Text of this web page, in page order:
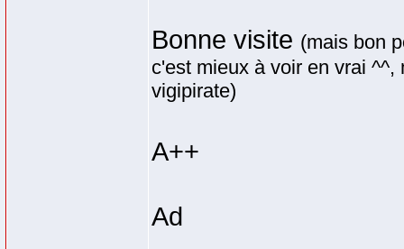
Bonne visite (mais bon
c'est mieux à voir en vrai
vigipirate)
A++
Ad